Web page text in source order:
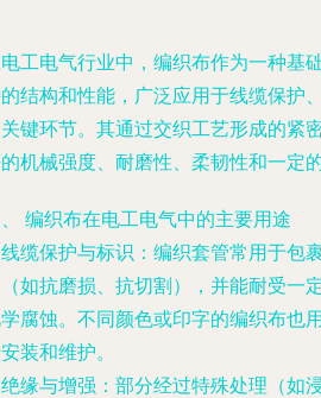
工电气行业中，编织布作为一种基
结构和性能，广泛应用于线缆保护
键环节。其通过交织工艺形成的紧
机械强度、耐磨性、柔韧性和一定
编织布在电工电气中的主要用途
线缆保护与标识 ：编织套管常用于包
如抗磨损、抗切割），并能耐受一
腐蚀。不同颜色或印字的编织布也
装和维护。
绝缘与增强 ：部分经过特殊处理（如